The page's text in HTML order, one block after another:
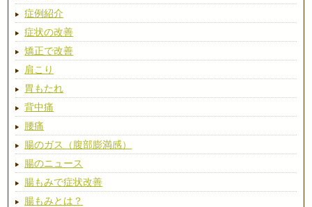
症例紹介
症状の改善
矯正で改善
肩こり
胃もたれ
背中痛
腰痛
腸のガス（腹部膨満感）
腸のニュース
腸もみで症状改善
腸もみとは？